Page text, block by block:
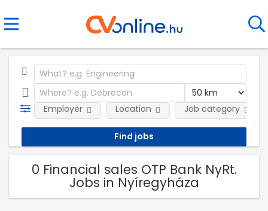
Employer Location Job category
0 Financial sales OTP Bank NyRt.
Jobs in Nyíregyháza